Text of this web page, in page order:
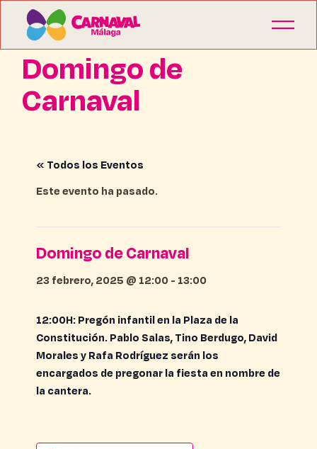
Domingo de
Carnaval
« Todos los Eventos
Este evento ha pasado.
Domingo de Carnaval
23 febrero, 2025 @ 12:00-13:00
12:00H: Pregón infantil en la Plaza de la
Constitución. Pablo Salas, Tino Berdugo, David
Morales y Rafa Rodríguez serán los
encargados de pregonar la fiesta en nombre de
la cantera.